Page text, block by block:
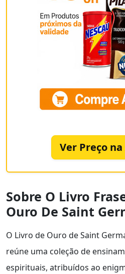
Ver Preço
Sobre O Livro
Ouro De Saint
O Livro de Ouro de Saint
reúne uma coleção de
espirituais, atribuídos ao